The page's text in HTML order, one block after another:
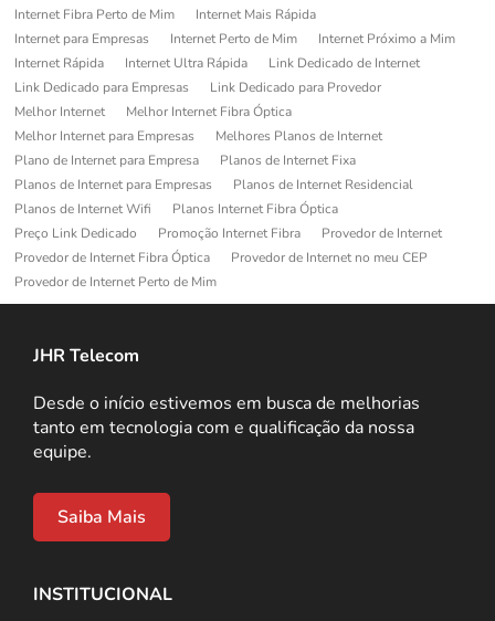
Internet Fibra Perto de Mim
Internet Mais Rápida
Internet para Empresas
Internet Perto de Mim
Internet Próximo a Mim
Internet Rápida
Internet Ultra Rápida
Link Dedicado de Internet
Link Dedicado para Empresas
Link Dedicado para Provedor
Melhor Internet
Melhor Internet Fibra Óptica
Melhor Internet para Empresas
Melhores Planos de Internet
Plano de Internet para Empresa
Planos de Internet Fixa
Planos de Internet para Empresas
Planos de Internet Residencial
Planos de Internet Wifi
Planos Internet Fibra Óptica
Preço Link Dedicado
Promoção Internet Fibra
Provedor de Internet
Provedor de Internet Fibra Óptica
Provedor de Internet no meu CEP
Provedor de Internet Perto de Mim
JHR Telecom
Desde o início estivemos em busca de melhorias
tanto em tecnologia com e qualificação da nossa
equipe.
Saiba Mais
INSTITUCIONAL